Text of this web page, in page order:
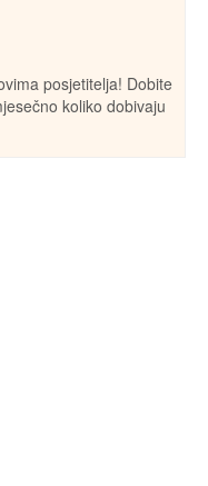
posjetitelja! Dobite
koliko dobivaju